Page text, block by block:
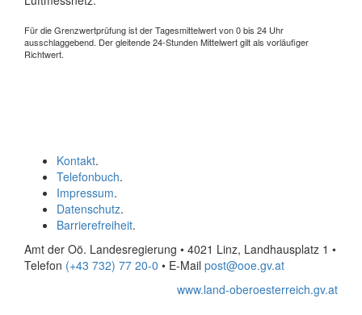
Für die Grenzwertprüfung ist der Tagesmittelwert von 0 bis 24 Uhr
ausschlaggebend. Der gleitende 24-Stunden Mittelwert gilt als vorläufiger
Richtwert.
Kontakt.
Telefonbuch.
Impressum.
Datenschutz.
Barrierefreiheit.
Amt der Oö. Landesregierung • 4021 Linz, Landhausplatz 1 •
Telefon (+43 732) 77 20-0 • E-Mail post@ooe.gv.at
www.land-oberoesterreich.gv.at